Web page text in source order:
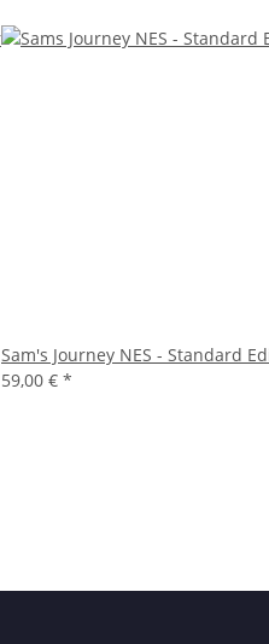
Sam's Journey NES - Standard
59,00 € *